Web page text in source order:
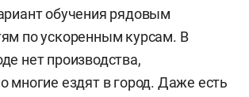
обучения рядовым
по ускоренным курсам. В
нет производства,
многие ездят в город. Даже есть